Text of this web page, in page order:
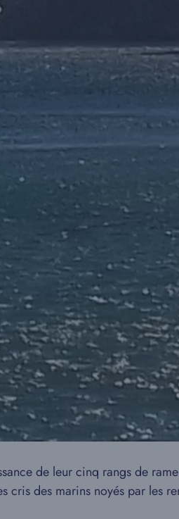
de leur cinq rangs de
cris des marins noyés par les